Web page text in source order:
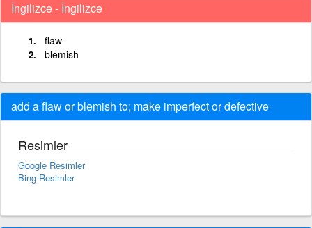
İngilizce - İngilizce
flaw
blemish
add a flaw or blemish to; make imperfect or defective
Resimler
Google Resimler
Bing Resimler